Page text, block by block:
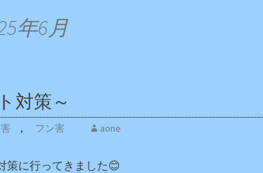
年6月
対策～
害 , フン害 aone
策に行ってきました😊